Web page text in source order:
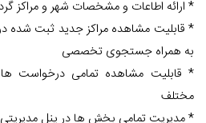
* ارائه اطاعات و مشخصات شهر و مراکز
* قابلیت مشاهده مراکز جدید ثبت
به همراه جستجوی تخصصی
* قابلیت مشاهده تمامی
مختلف